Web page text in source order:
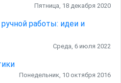
Пятница, 18 декабря 2020
работы: идеи и
Среда, 6 июля 2022
Понедельник, 10 октября 2016